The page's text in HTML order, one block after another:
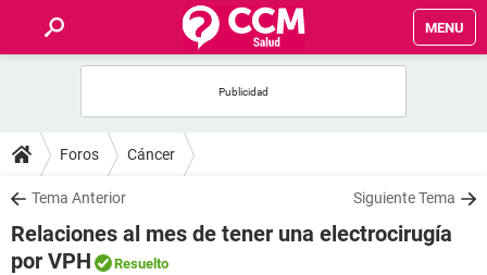
MENU
FOROS
SALUD
FAMILIA
Foros Cáncer
Tema Anterior Siguiente Tema
Relaciones al mes de tener una electrocirugía
por VPH
Resuelto